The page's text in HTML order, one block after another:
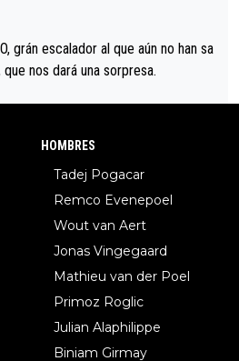
saludo con Evenepoel dándose la
fraternal, más allá de los típicos toqu
a Vingegard. Ahí hubo una in
grán escalador al que aún no han sa
me dice , que nos dará una sorpresa.
HOMBRES
Tadej Pogacar
Remco Evenepoel
Wout van Aert
Jonas Vingegaard
Mathieu van der Poel
Primoz Roglic
Julian Alaphilippe
Biniam Girmay